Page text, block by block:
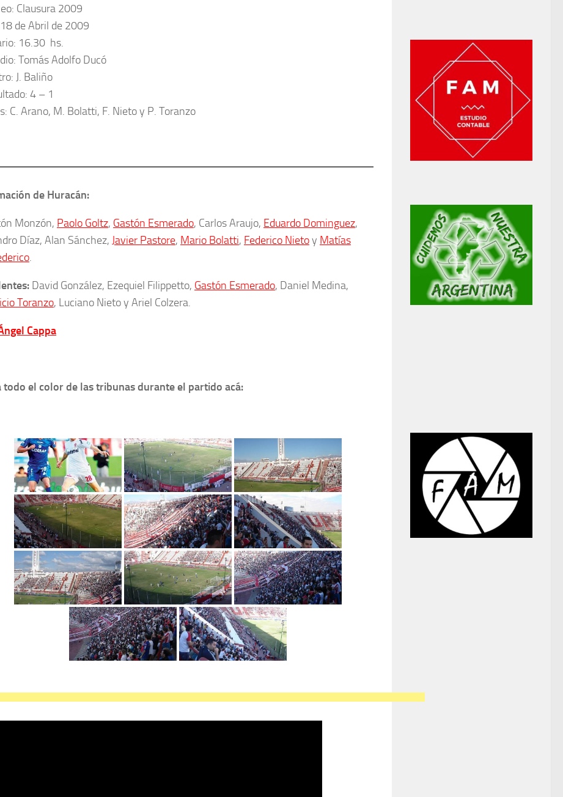
Clausura 2009
de Abril de 2009
16.30 hs.
Tomás Adolfo Ducó
J. Baliño
4 – 1
C. Arano, M. Bolatti, F. Nieto y P. Toranzo
de Huracán:
Monzón, Paolo Goltz, Gastón Esmerado, Carlos Araujo, Eduardo Dominguez,
Díaz, Alan Sánchez, Javier Pastore, Mario Bolatti, Federico Nietoy Matías
.
David González, Ezequiel Filippetto, Gastón Esmerado, Daniel Medina,
Toranzo, Luciano Nieto y Ariel Colzera.
Cappa
todo el color de las tribunas durante el partido acá: